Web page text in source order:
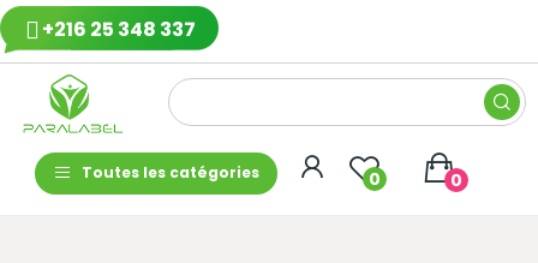
+216 25 348 337
Toutes les catégories 0 0